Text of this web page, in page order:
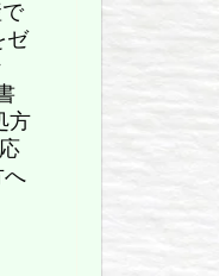
ゼ
方
へ